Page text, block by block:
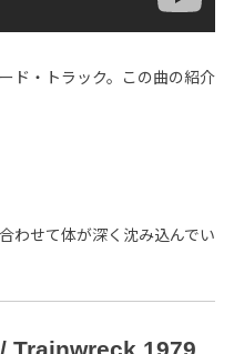
ド・トラック。この曲の紹介
わせて体が深く沈み込んでい